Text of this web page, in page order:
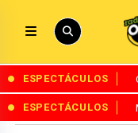
ESPECTÁCULOS
ESPECTÁCULOS